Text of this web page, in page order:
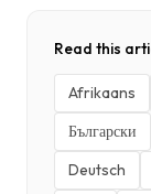
Read this
Afrikaans
Български
Deutsch